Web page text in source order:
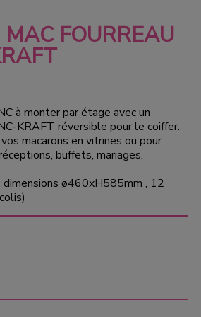
FOURREAU
à monter par étage avec un
KRAFT réversible pour le coiffer.
macarons en vitrines ou pour
buffets, mariages,
dimensions ø460xH585mm , 12